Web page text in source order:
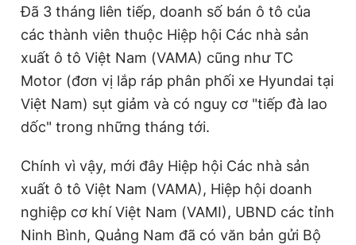
Phó tổng biên tập: Lâm Hiếu Dũng
Phó tổng biên tập: Trần Việt Hưng
Tổng thư ký tòa soạn: Đức Trung
Giấy phép xuất bản số 110/GP - BTTTT cấp ngày 24.3.2020
© 2003-2026 Bản quyền thuộc về Báo Thanh Niên. Cấm sao
chép dưới mọi hình thức nếu không có sự chấp thuận bằng văn
bản. Phát triển bởi ePi Technologies, JSC.
Đã 3 tháng liên tiếp, doanh số bán ô tô của
các thành viên thuộc Hiệp hội Các nhà sản
xuất ô tô Việt Nam (VAMA) cũng như TC
Motor (đơn vị lắp ráp phân phối xe Hyundai tại
Việt Nam) sụt giảm và có nguy cơ "tiếp đà lao
dốc" trong những tháng tới.
Chính vì vậy, mới đây Hiệp hội Các nhà sản
xuất ô tô Việt Nam (VAMA), Hiệp hội doanh
nghiệp cơ khí Việt Nam (VAMI), UBND các tỉnh
Ninh Bình, Quảng Nam đã có văn bản gửi Bộ